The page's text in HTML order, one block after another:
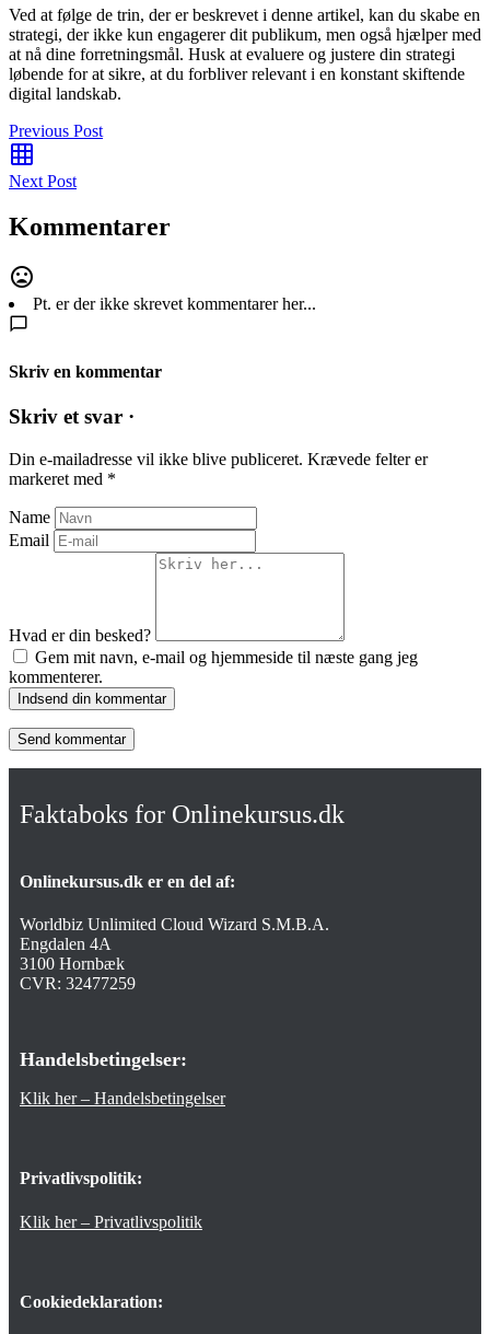
Ved at følge de trin, der er beskrevet i denne artikel, kan du skabe en
strategi, der ikke kun engagerer dit publikum, men også hjælper med
at nå dine forretningsmål. Husk at evaluere og justere din strategi
løbende for at sikre, at du forbliver relevant i en konstant skiftende
digital landskab.
Previous Post
Next Post
Kommentarer
Pt. er der ikke skrevet kommentarer her...
Skriv en kommentar
Skriv et svar ·
Din e-mailadresse vil ikke blive publiceret. Krævede felter er
markeret med *
Name
Email
Hvad er din besked?
Gem mit navn, e-mail og hjemmeside til næste gang jeg
kommenterer.
Indsend din kommentar
Faktaboks for Onlinekursus.dk
Onlinekursus.dk er en del af:
Worldbiz Unlimited Cloud Wizard S.M.B.A.
Engdalen 4A
3100 Hornbæk
CVR: 32477259
Handelsbetingelser:
Klik her – Handelsbetingelser
Privatlivspolitik:
Klik her – Privatlivspolitik
Cookiedeklaration: